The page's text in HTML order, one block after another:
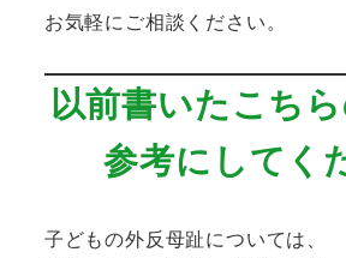
お気軽にご相談ください。
以前書いたこち
参考にしてく
子どもの外反母趾については、